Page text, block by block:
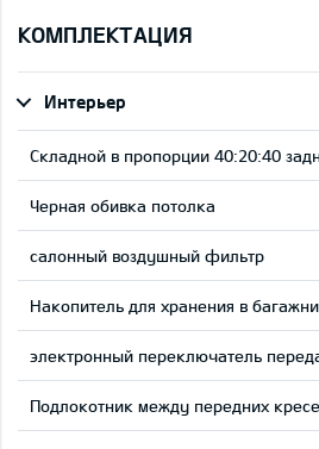
КОМПЛЕКТАЦИЯ
Интерьер
Складной в пропорции 40:20:40
Черная обивка потолка
салонный воздушный фильтр
Накопитель для хранения в
электронный переключатель
Подлокотник между передних